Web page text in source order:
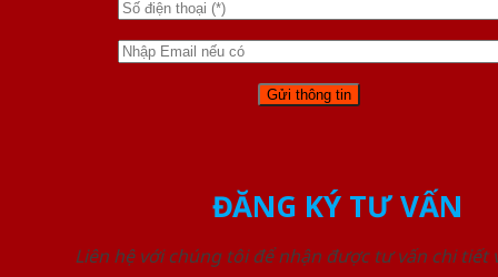
ĐĂNG KÝ TƯ VẤN
Liên hệ với chúng tôi để nhận được tư vấn chi tiết